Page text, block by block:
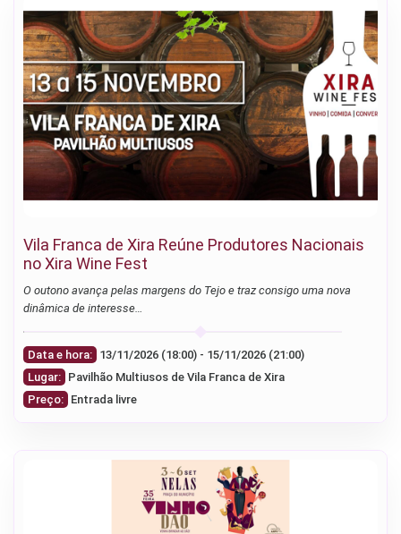
Vila Franca de Xira Reúne Produtores Nacionais
no Xira Wine Fest
O outono avança pelas margens do Tejo e traz consigo uma nova
dinâmica de interesse…
Data e hora:
13/11/2026 (18:00) - 15/11/2026 (21:00)
Lugar: Pavilhão Multiusos de Vila Franca de Xira
Preço: Entrada livre